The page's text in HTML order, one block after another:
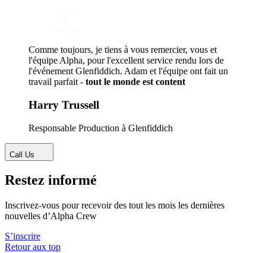
Comme toujours, je tiens à vous remercier, vous et
l'équipe Alpha, pour l'excellent service rendu lors de
l'événement Glenfiddich. Adam et l'équipe ont fait un
travail parfait - tout le monde est content
Harry Trussell
Responsable Production à Glenfiddich
Call Us
Restez informé
Inscrivez-vous pour recevoir des tout les mois les dernières
nouvelles d’Alpha Crew
S’inscrire
Retour aux top